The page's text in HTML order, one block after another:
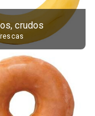
crudos